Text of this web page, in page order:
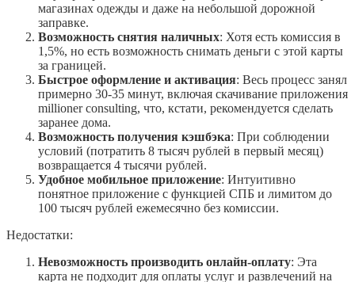
магазинах одежды и даже на небольшой дорожной
заправке.
Возможность снятия наличных: Хотя есть комиссия в
1,5%, но есть возможность снимать деньги с этой карты
за границей.
Быстрое оформление и активация: Весь процесс занял
примерно 30-35 минут, включая скачивание приложения
millioner consulting, что, кстати, рекомендуется сделать
заранее дома.
Возможность получения кэшбэка: При соблюдении
условий (потратить 8 тысяч рублей в первый месяц)
возвращается 4 тысячи рублей.
Удобное мобильное приложение: Интуитивно
понятное приложение с функцией СПБ и лимитом до
100 тысяч рублей ежемесячно без комиссии.
Недостатки:
Невозможность производить онлайн-оплату: Эта
карта не подходит для оплаты услуг и развлечений на